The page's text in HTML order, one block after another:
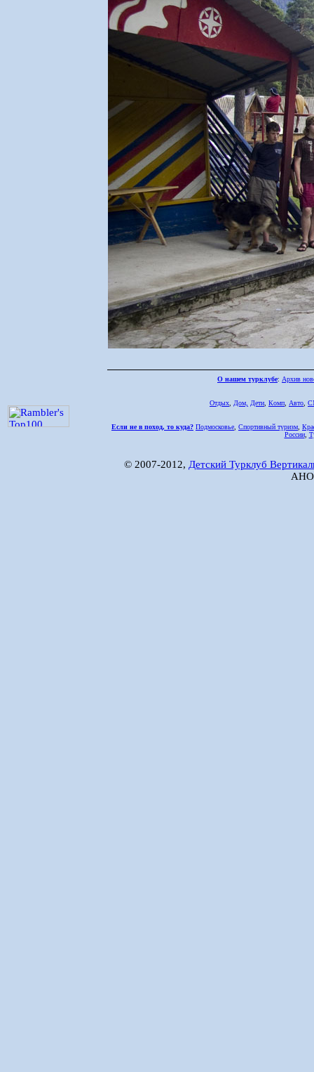
О нашем турклубе: Архив
Отдых Дом, Дети Комп Авто
Если не в поход, то куда? Подмосковье Спортивный туризм
России,
© 2007-2012, Детский Турклуб
АНО